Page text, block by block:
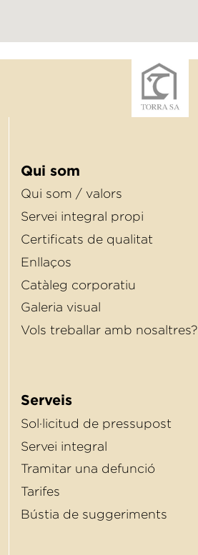
Qui som
Qui som / valors
Servei integral propi
Certiﬁcats de qualitat
Enllaços
Catàleg corporatiu
Galeria visual
Vols treballar amb nosaltres?
Serveis
Sol·licitud de pressupost
Servei integral
Tramitar una defunció
Tarifes
Bústia de suggeriments